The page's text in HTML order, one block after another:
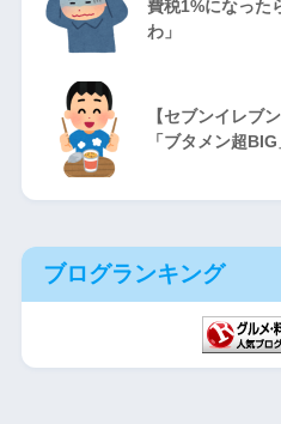
費税1%になった
わ」
【セブンイレブ
「ブタメン超
ブログランキング